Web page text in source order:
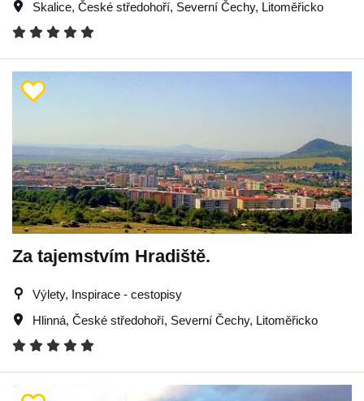
Skalice, České středohoří, Severní Čechy, Litoměřicko
Za tajemstvím Hradiště.
Výlety, Inspirace - cestopisy
Hlinná, České středohoří, Severní Čechy, Litoměřicko